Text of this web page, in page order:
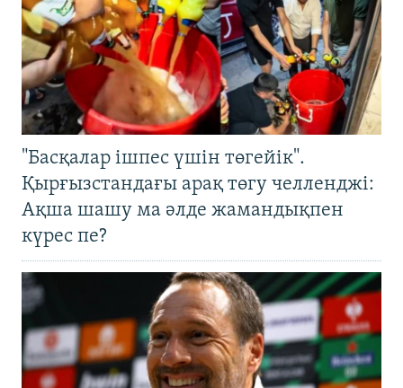
"Басқалар ішпес үшін төгейік".
Қырғызстандағы арақ төгу челленджі:
Ақша шашу ма әлде жамандықпен
күрес пе?